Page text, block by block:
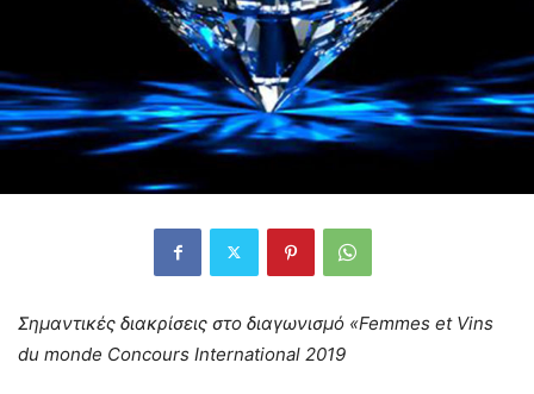
Σημαντικές διακρίσεις στο διαγωνισμό «Femmes et Vins
du monde Concours International 2019